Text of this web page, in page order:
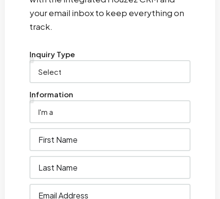
your email inbox to keep everything on
track.
Inquiry Type
Information